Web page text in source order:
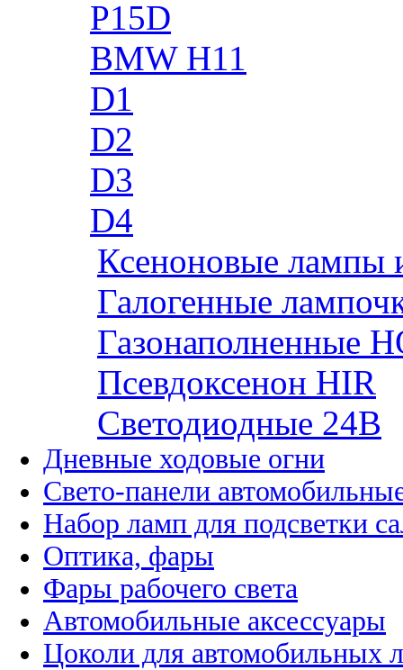
P15D
BMW H11
D1
D2
D3
D4
Ксеноновые лампы
Галогенные
Газонаполненные
Псевдоксенон HIR
Cветодиодные 24B
Дневные ходовые огни
Свето-панели
Набор ламп для подсветки
Оптика, фары
Фары рабочего света
Автомобильные аксессуары
Цоколи для автомобильных